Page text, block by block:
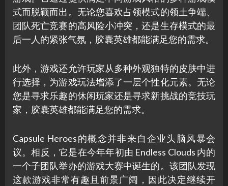
式而脱颖而出。无论您喜欢占领模式的领土争端、
团队死亡竞赛的高风险小冲突，还是生存模式的最
后一人的紧张气氛，胶囊英雄都能满足您的需求。
此外，游戏还允许玩家从多种外观独特的皮肤中进
行选择，为游戏玩法增添了一层个性化元素。无论
您是寻求乐趣的休闲玩家还是寻求新挑战的竞技玩
家，胶囊英雄都能满足您的需求。
Capsule Heroes的概念并非来自企业头脑风暴会
议。相反，它是在今年年初由 Endless Clouds 内的
一个子团队举办的游戏大赛中诞生的。该团队发现
这款游戏非常有趣且前景广阔，因此决定继续开